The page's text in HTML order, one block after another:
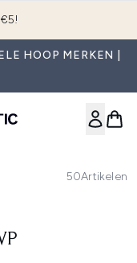
HOOP MERKEN |
50Artikelen